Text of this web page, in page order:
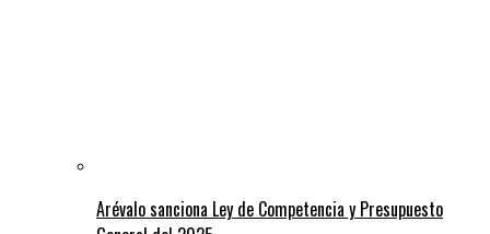
Arévalo sanciona Ley de Competencia y Presupuesto